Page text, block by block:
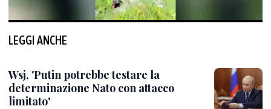
LEGGI ANCHE
Wsj, 'Putin potrebbe testare la
determinazione Nato con attacco
limitato'